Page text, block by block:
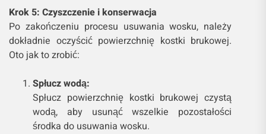
Krok 5: Czyszczenie i konserwacja
Po zakończeniu procesu usuwania wosku, należy
dokładnie oczyścić powierzchnię kostki brukowej.
Oto jak to zrobić:
Spłucz wodą:
Spłucz powierzchnię kostki brukowej czystą
wodą, aby usunąć wszelkie pozostałości
środka do usuwania wosku.